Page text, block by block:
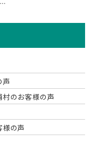
声
のお客様の声
の声